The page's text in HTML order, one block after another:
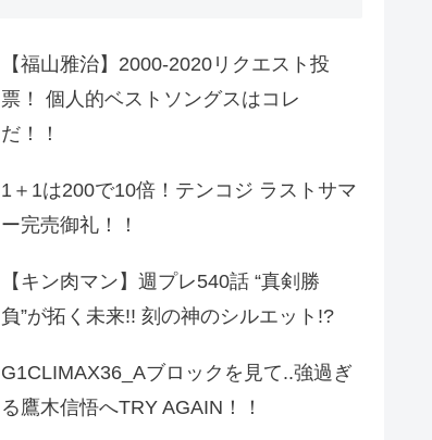
【福山雅治】2000-2020リクエスト投
票！ 個人的ベストソングスはコレ
だ！！
1＋1は200で10倍！テンコジ ラストサマ
ー完売御礼！！
【キン肉マン】週プレ540話 “真剣勝
負”が拓く未来!! 刻の神のシルエット!?
G1CLIMAX36_Aブロックを見て..強過ぎ
る鷹木信悟へTRY AGAIN！！